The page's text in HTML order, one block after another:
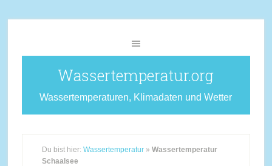
Wassertemperatur.org
Wassertemperaturen, Klimadaten und Wetter
Du bist hier: Wassertemperatur» Wassertemperatur
Schaalsee